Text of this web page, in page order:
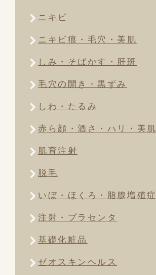
ニキビ
ニキビ痕・毛穴・美肌
しみ・そばかす・肝斑
毛穴の開き・黒ずみ
しわ・たるみ
赤ら顔・酒さ・ハリ・美肌
肌育注射
脱毛
いぼ・ほくろ・脂腺増殖症
注射・プラセンタ
基礎化粧品
ゼオスキンヘルス